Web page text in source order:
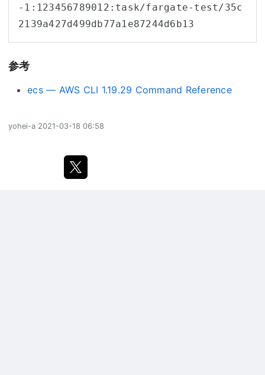
-1:123456789012:task/fargate-test/35c
参考
ecs — AWS CLI 1.19.29 Command Reference
yohei-a 2021-03-18 06:58